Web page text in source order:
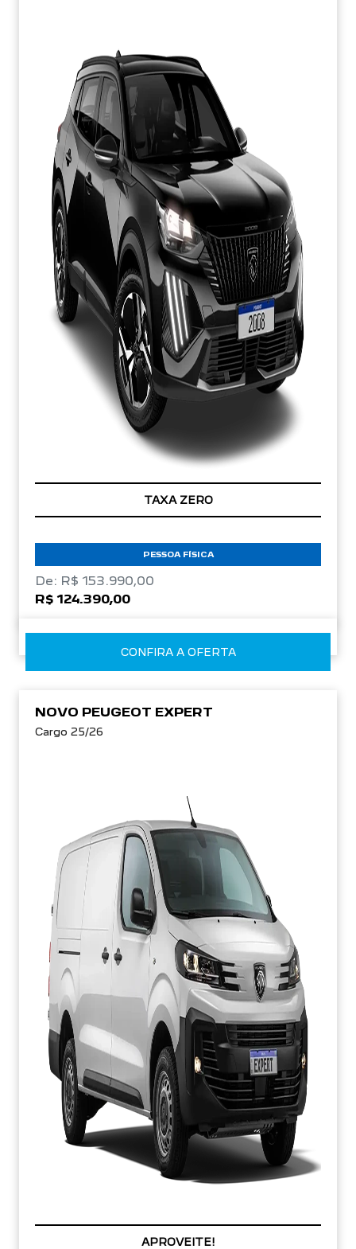
TAXA ZERO
PESSOA FÍSICA
De: R$ 153.990,00
R$ 124.390,00
CONFIRA A OFERTA
NOVO PEUGEOT EXPERT
Cargo 25/26
APROVEITE!